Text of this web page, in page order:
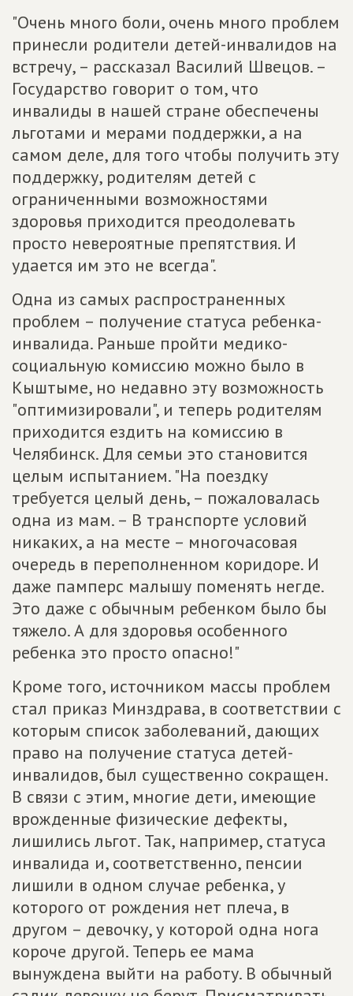
"Очень много боли, очень много проблем
принесли родители детей-инвалидов на
встречу, – рассказал Василий Швецов. –
Государство говорит о том, что
инвалиды в нашей стране обеспечены
льготами и мерами поддержки, а на
самом деле, для того чтобы получить эту
поддержку, родителям детей с
ограниченными возможностями
здоровья приходится преодолевать
просто невероятные препятствия. И
удается им это не всегда".
Одна из самых распространенных
проблем – получение статуса ребенка-
инвалида. Раньше пройти медико-
социальную комиссию можно было в
Кыштыме, но недавно эту возможность
"оптимизировали", и теперь родителям
приходится ездить на комиссию в
Челябинск. Для семьи это становится
целым испытанием. "На поездку
требуется целый день, – пожаловалась
одна из мам. – В транспорте условий
никаких, а на месте – многочасовая
очередь в переполненном коридоре. И
даже памперс малышу поменять негде.
Это даже с обычным ребенком было бы
тяжело. А для здоровья особенного
ребенка это просто опасно!"
Кроме того, источником массы проблем
стал приказ Минздрава, в соответствии с
которым список заболеваний, дающих
право на получение статуса детей-
инвалидов, был существенно сокращен.
В связи с этим, многие дети, имеющие
врожденные физические дефекты,
лишились льгот. Так, например, статуса
инвалида и, соответственно, пенсии
лишили в одном случае ребенка, у
которого от рождения нет плеча, в
другом – девочку, у которой одна нога
короче другой. Теперь ее мама
вынуждена выйти на работу. В обычный